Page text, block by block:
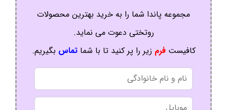
مجموعه پاندا شما را به خرید بهترین محصولات
روتختی دعوت می نماید.
کافیستفرم زیر را پر کنید تا با شماتماس بگیریم.
نام
و
نام
خانوادگی
موبایل